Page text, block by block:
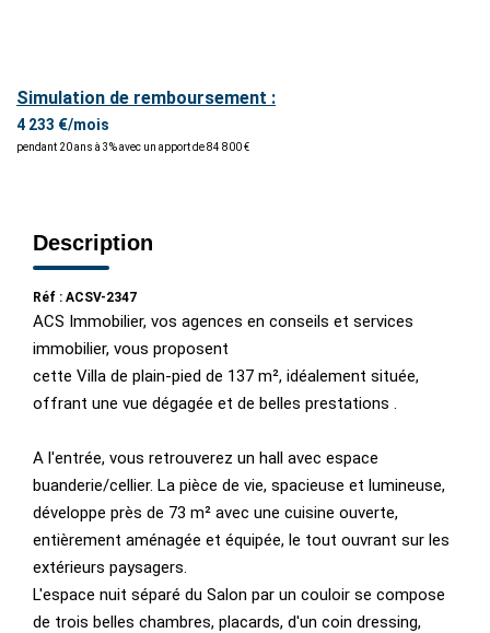
CONTACT
Simulation de remboursement :
4 233 €/mois
pendant 20 ans à 3% avec un apport de 84 800 €
Description
Réf : ACSV-2347
ACS Immobilier, vos agences en conseils et services
immobilier, vous proposent
cette Villa de plain-pied de 137 m², idéalement située,
offrant une vue dégagée et de belles prestations .
A l'entrée, vous retrouverez un hall avec espace
buanderie/cellier. La pièce de vie, spacieuse et lumineuse,
développe près de 73 m² avec une cuisine ouverte,
entièrement aménagée et équipée, le tout ouvrant sur les
extérieurs paysagers.
L'espace nuit séparé du Salon par un couloir se compose
de trois belles chambres, placards, d'un coin dressing,